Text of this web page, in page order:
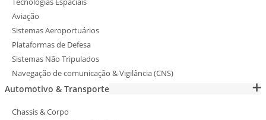
Aviação
Sistemas Aeroportuários
Plataformas de Defesa
Sistemas Não Tripulados
Navegação de comunicação & Vigilância (CNS)
Automotivo & Transporte
Chassis & Corpo